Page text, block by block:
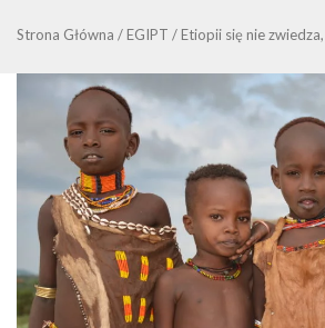
Strona Główna / EGIPT / Etiopii się nie